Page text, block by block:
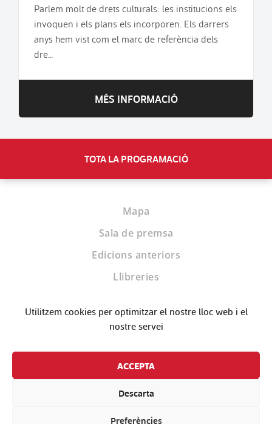
Utilitzem cookies per optimitzar el nostre lloc web i el
nostre servei
ACCEPTA
Descarta
Preferències
Parlem molt de drets culturals: les institucions els
invoquen i els plans els incorporen. Els darrers
anys hem vist com el marc de referència dels
dre…
MÉS INFORMACIÓ
TOTA LA PROGRAMACIÓ
Mapa
Sala de premsa
Edicions anteriors
Llibreries
Editorials